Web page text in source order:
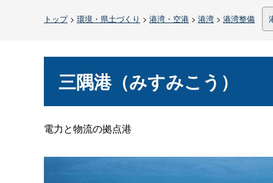
トップ> 環境・県土づくり > 港湾・空港 > 港湾 > 港湾整備
三隅港（みすみこう）
電力と物流の拠点港